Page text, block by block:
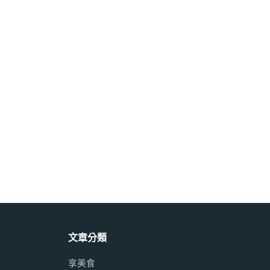
文章分類
享美食